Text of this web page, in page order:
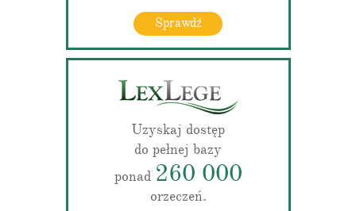
Sprawdź
Uzyskaj dostęp
do pełnej bazy
ponad 260 000
orzeczeń.